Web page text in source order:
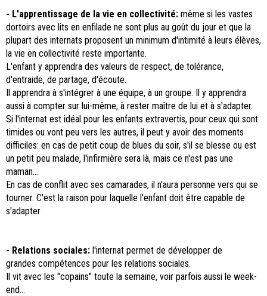
- L'apprentissage de la vie en collectivité: même si les vastes
dortoirs avec lits en enfilade ne sont plus au goût du jour et que la
plupart des internats proposent un minimum d'intimité à leurs élèves,
la vie en collectivité reste importante.
L'enfant y apprendra des valeurs de respect, de tolérance,
d'entraide, de partage, d'écoute.
Il apprendra à s'intégrer à une équipe, à un groupe. Il y apprendra
aussi à compter sur lui-même, à rester maître de lui et à s'adapter.
Si l'internat est idéal pour les enfants extravertis, pour ceux qui sont
timides ou vont peu vers les autres, il peut y avoir des moments
difficiles: en cas de petit coup de blues du soir, s'il se blesse ou est
un petit peu malade, l'infirmière sera là, mais ce n'est pas une
maman...
En cas de conflit avec ses camarades, il n'aura personne vers qui se
tourner. C'est la raison pour laquelle l'enfant doit être capable de
s'adapter
- Relations sociales: l'internat permet de développer de
grandes compétences pour les relations sociales.
Il vit avec les "copains" toute la semaine, voir parfois aussi le week-
end...